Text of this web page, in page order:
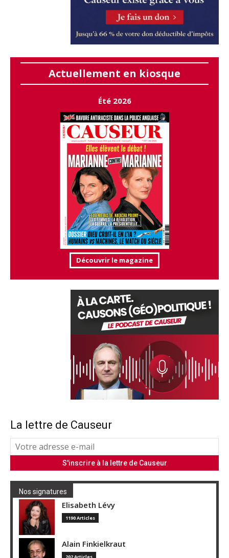
Actuellement en kiosque
Été 2026
Découvrir le magazine
La lettre de Causeur
Nos signatures
Elisabeth Lévy
1190 Articles
Alain Finkielkraut
202 Articles